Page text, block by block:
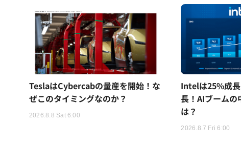
TeslaはCybercabの量産を開始！な
ぜこのタイミングなのか？
2026.8.8 Sat 6:00
Intelは25%成
長！AIブームの
は？
2026.8.7 Fri 6:00